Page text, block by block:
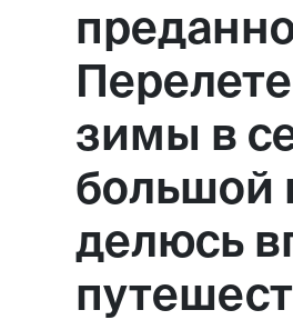
зимы в
большой
делюсь